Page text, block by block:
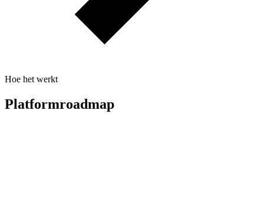
Hoe het werkt
Platformroadmap